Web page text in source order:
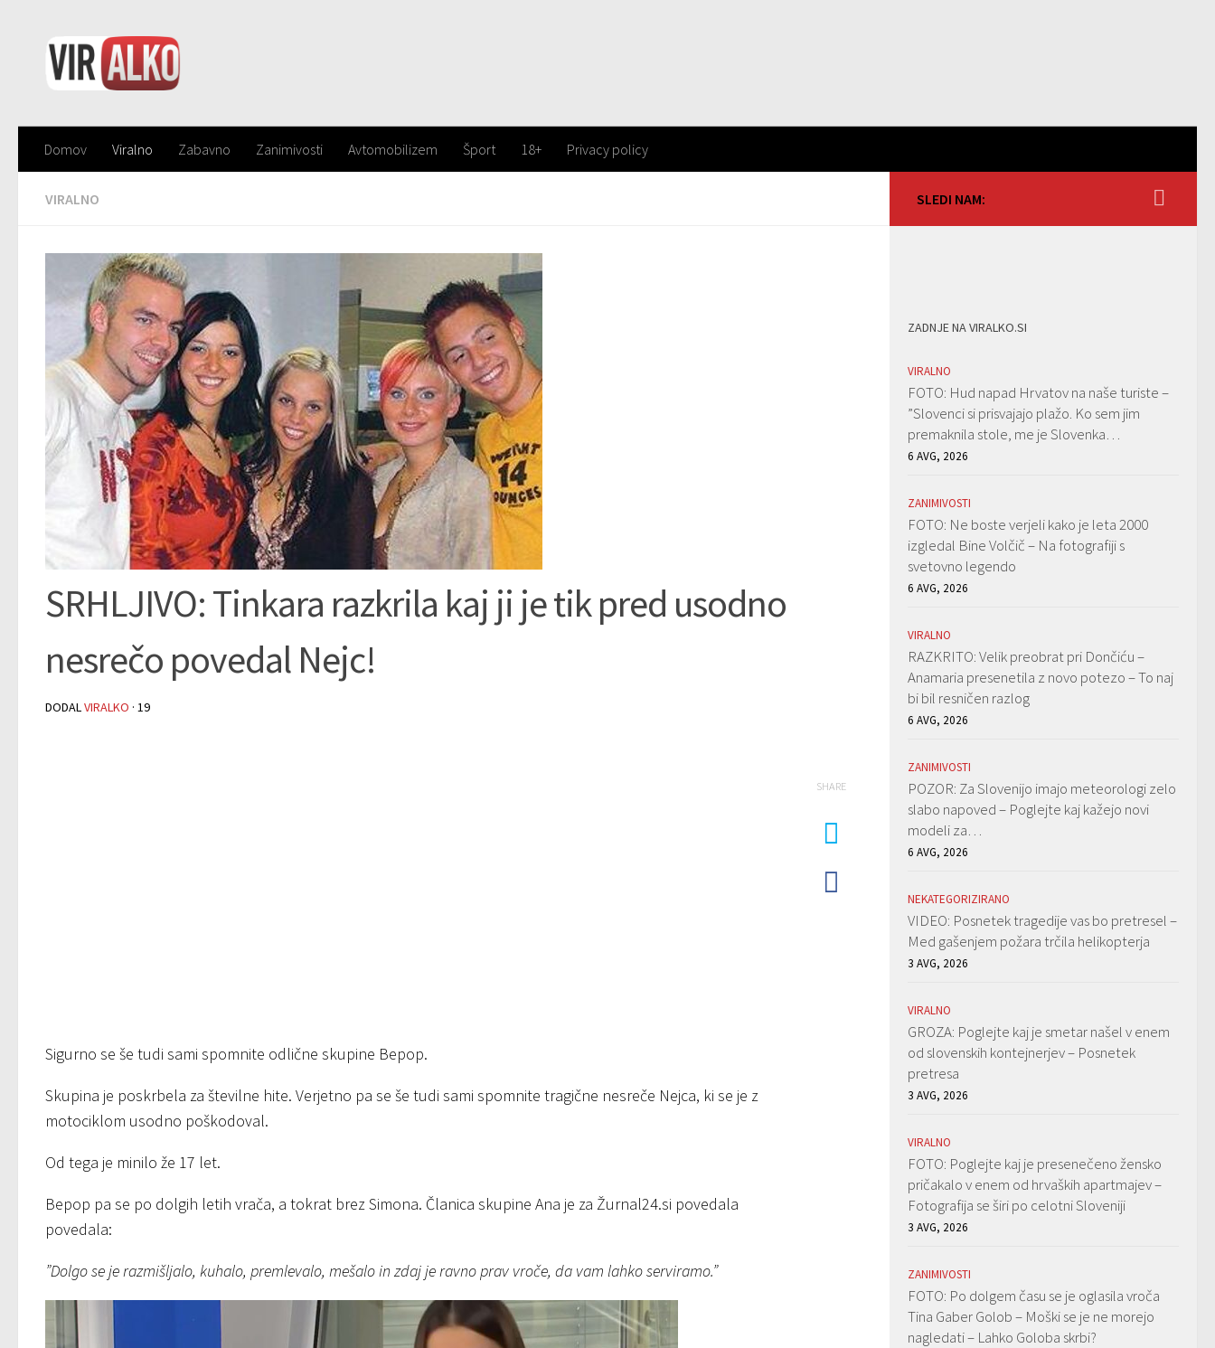
Domov Viralno Zabavno Zanimivosti Avtomobilizem Šport 18+ Privacy policy
VIRALNO
SRHLJIVO: Tinkara razkrila kaj ji je tik pred usodno
nesrečo povedal Nejc!
DODALVIRALKO · 19
Sigurno se še tudi sami spomnite odlične skupine Bepop.
Skupina je poskrbela za številne hite. Verjetno pa se še tudi sami spomnite tragične nesreče Nejca, ki se je z
motociklom usodno poškodoval.
Od tega je minilo že 17 let.
Bepop pa se po dolgih letih vrača, a tokrat brez Simona. Članica skupine Ana je za Žurnal24.si povedala
povedala:
”Dolgo se je razmišljalo, kuhalo, premlevalo, mešalo in zdaj je ravno prav vroče, da vam lahko serviramo.”
SHARE
SLEDI NAM:
ZADNJE NA VIRALKO.SI
VIRALNO
FOTO: Hud napad Hrvatov na naše turiste –
”Slovenci si prisvajajo plažo. Ko sem jim
premaknila stole, me je Slovenka…
6 AVG, 2026
ZANIMIVOSTI
FOTO: Ne boste verjeli kako je leta 2000
izgledal Bine Volčič – Na fotografiji s
svetovno legendo
6 AVG, 2026
VIRALNO
RAZKRITO: Velik preobrat pri Dončiću –
Anamaria presenetila z novo potezo – To naj
bi bil resničen razlog
6 AVG, 2026
ZANIMIVOSTI
POZOR: Za Slovenijo imajo meteorologi zelo
slabo napoved – Poglejte kaj kažejo novi
modeli za…
6 AVG, 2026
NEKATEGORIZIRANO
VIDEO: Posnetek tragedije vas bo pretresel –
Med gašenjem požara trčila helikopterja
3 AVG, 2026
VIRALNO
GROZA: Poglejte kaj je smetar našel v enem
od slovenskih kontejnerjev – Posnetek
pretresa
3 AVG, 2026
VIRALNO
FOTO: Poglejte kaj je presenečeno žensko
pričakalo v enem od hrvaških apartmajev –
Fotografija se širi po celotni Sloveniji
3 AVG, 2026
ZANIMIVOSTI
FOTO: Po dolgem času se je oglasila vroča
Tina Gaber Golob – Moški se je ne morejo
nagledati – Lahko Goloba skrbi?